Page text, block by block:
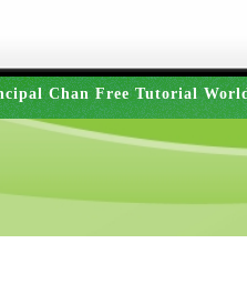
Chan Free Tutorial